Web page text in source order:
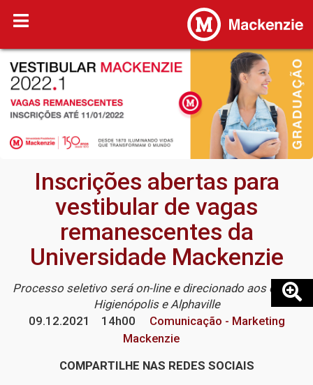
Inscrições abertas para
vestibular de vagas
remanescentes da
Universidade Mackenzie
Processo seletivo será on-line e direcionado aos campi
Higienópolis e Alphaville
09.12.2021
14h00
Comunicação - Marketing
Mackenzie
COMPARTILHE NAS REDES SOCIAIS